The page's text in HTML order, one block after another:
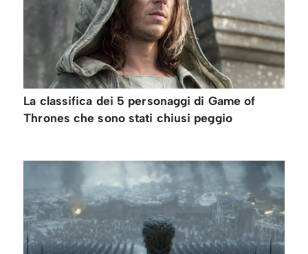
La classifica dei 5 personaggi di Game of
Thrones che sono stati chiusi peggio